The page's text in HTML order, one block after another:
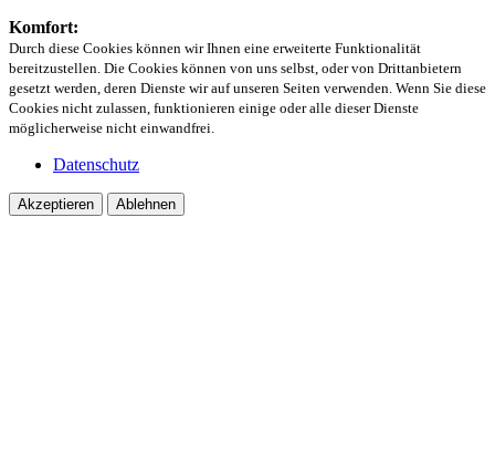
Komfort:
Durch diese Cookies können wir Ihnen eine erweiterte Funktionalität
bereitzustellen. Die Cookies können von uns selbst, oder von Drittanbietern
gesetzt werden, deren Dienste wir auf unseren Seiten verwenden. Wenn Sie diese
Cookies nicht zulassen, funktionieren einige oder alle dieser Dienste
möglicherweise nicht einwandfrei.
Datenschutz
Akzeptieren Ablehnen